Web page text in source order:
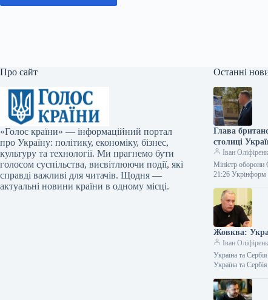
Про сайт
«Голос країни» — інформаційний портал
про Україну: політику, економіку, бізнес,
культуру та технології. Ми прагнемо бути
голосом суспільства, висвітлюючи події, які
справді важливі для читачів. Щодня —
актуальні новини країни в одному місці.
Останні
Глава
столиці
Іван
Міністр оборони
21:26 Укрінформ
Жовква:
Іван
Україна та
Україна та